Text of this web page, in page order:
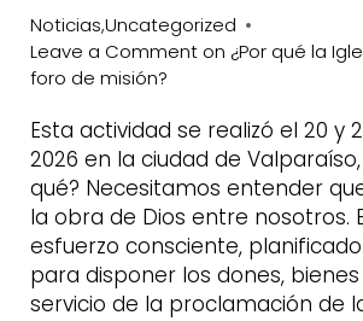
Noticias,Uncategorized
Leave a Comment on ¿Por qué la
foro de misión?
Esta actividad se realizó el 20 y
2026 en la ciudad de
qué? Necesitamos entender
la obra de Dios entre nosotros.
esfuerzo consciente,
para disponer los dones,
servicio de la proclamación de